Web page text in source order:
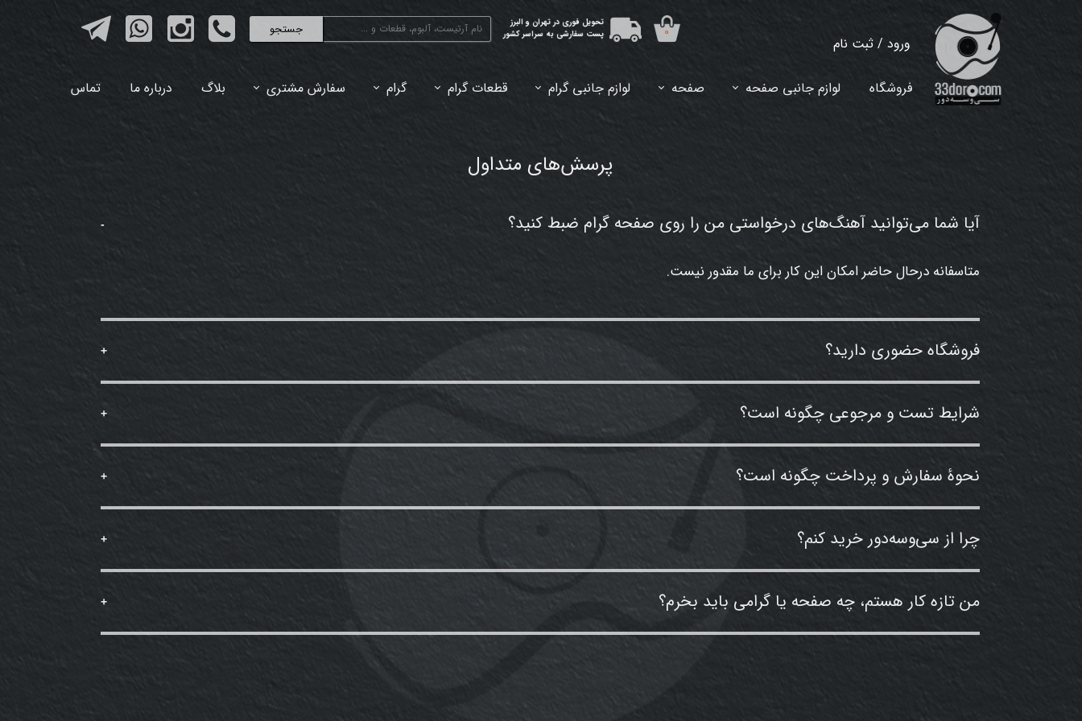
جستجو
ورود / ثبت نام
تحویل فوری در تهران و البرز
پست سفارشی به سراسر کشور
۰
فروشگاه لوازم جانبی صفحه صفحه لوازم جانبی گرام قطعات گرام گرام سفارش مشتری بلاگ درباره ما تماس
پرسش‌های متداول
آیا شما می‌توانید آهنگ‌های درخواستی من را روی صفحه گرام ضبط کنید؟
متاسفانه درحال حاضر امکان این کار برای ما مقدور نیست.
فروشگاه حضوری دارید؟
شرایط تست و مرجوعی چگونه است؟
نحوۀ سفارش و پرداخت چگونه است؟
چرا از سی‌وسه‌دور خرید کنم؟
من تازه کار هستم، چه صفحه یا گرامی باید بخرم؟